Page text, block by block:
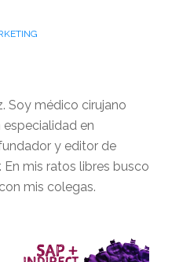
Soy médico cirujano
en
y editor de
En mis ratos libres busco
mis colegas.